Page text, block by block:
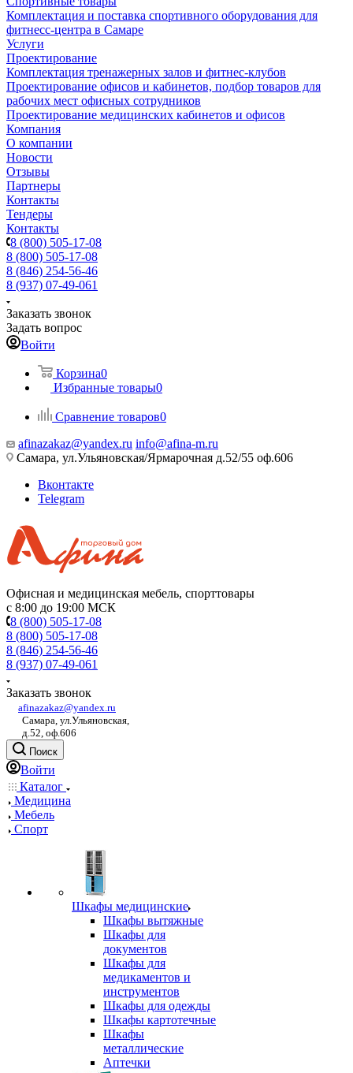
Комплектация и поставка спортивного оборудования для
фитнесс-центра в Самаре
Услуги
Проектирование
Комплектация тренажерных залов и фитнес-клубов
Проектирование офисов и кабинетов, подбор товаров для
рабочих мест офисных сотрудников
Проектирование медицинских кабинетов и офисов
Компания
О компании
Новости
Отзывы
Партнеры
Контакты
Тендеры
Контакты
8 (800) 505-17-08
8 (800) 505-17-08
8 (846) 254-56-46
8 (937) 07-49-061
Заказать звонок
Задать вопрос
Войти
Корзина0
Избранные товары0
Сравнение товаров0
afinazakaz@yandex.ru info@afina-m.ru
Самара, ул.Ульяновская/Ярмарочная д.52/55 оф.606
Вконтакте
Telegram
Офисная и медицинская мебель, спорттовары
с 8:00 до 19:00 МСК
8 (800) 505-17-08
8 (800) 505-17-08
8 (846) 254-56-46
8 (937) 07-49-061
Заказать звонок
afinazakaz@yandex.ru
Самара, ул.Ульяновская,
д.52, оф.606
Поиск
Войти
Каталог
Медицина
Мебель
Спорт
Шкафы медицинские
Шкафы вытяжные
Шкафы для
документов
Шкафы для
медикаментов и
инструментов
Шкафы для одежды
Шкафы картотечные
Шкафы
металлические
Аптечки